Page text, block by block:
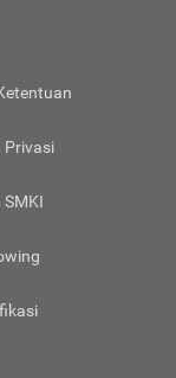
Privasi
SMKI